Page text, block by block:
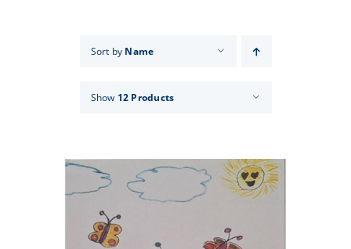
Contact us
Sort by Name
Show 12 Products